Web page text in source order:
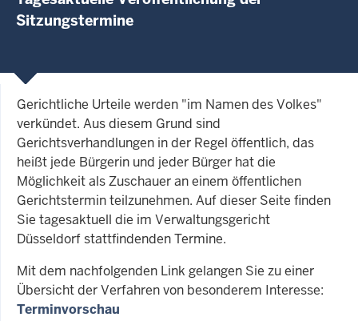
Sitzungstermine
Gerichtliche Urteile werden "im Namen des Volkes"
verkündet. Aus diesem Grund sind
Gerichtsverhandlungen in der Regel öffentlich, das
heißt jede Bürgerin und jeder Bürger hat die
Möglichkeit als Zuschauer an einem öffentlichen
Gerichtstermin teilzunehmen. Auf dieser Seite finden
Sie tagesaktuell die im Verwaltungsgericht
Düsseldorf stattfindenden Termine.
Mit dem nachfolgenden Link gelangen Sie zu einer
Übersicht der Verfahren von besonderem Interesse:
Terminvorschau